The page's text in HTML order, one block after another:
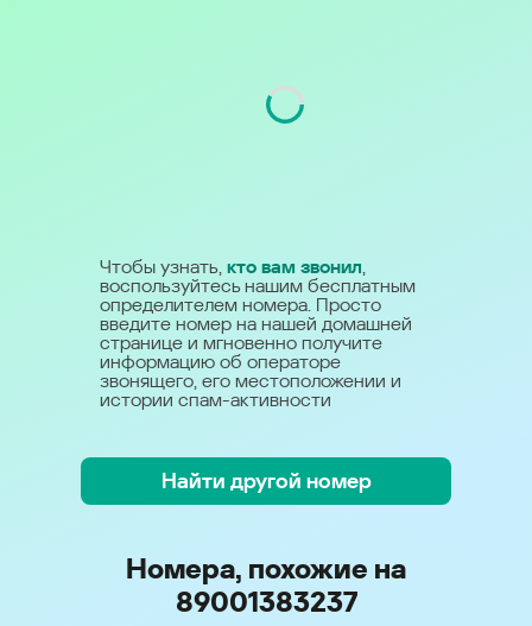
Чтобы узнать, кто вам звонил,
воспользуйтесь нашим бесплатным
определителем номера. Просто
введите номер на нашей домашней
странице и мгновенно получите
информацию об операторе
звонящего, его местоположении и
истории спам-активности
Найти другой номер
Номера, похожие на
89001383237